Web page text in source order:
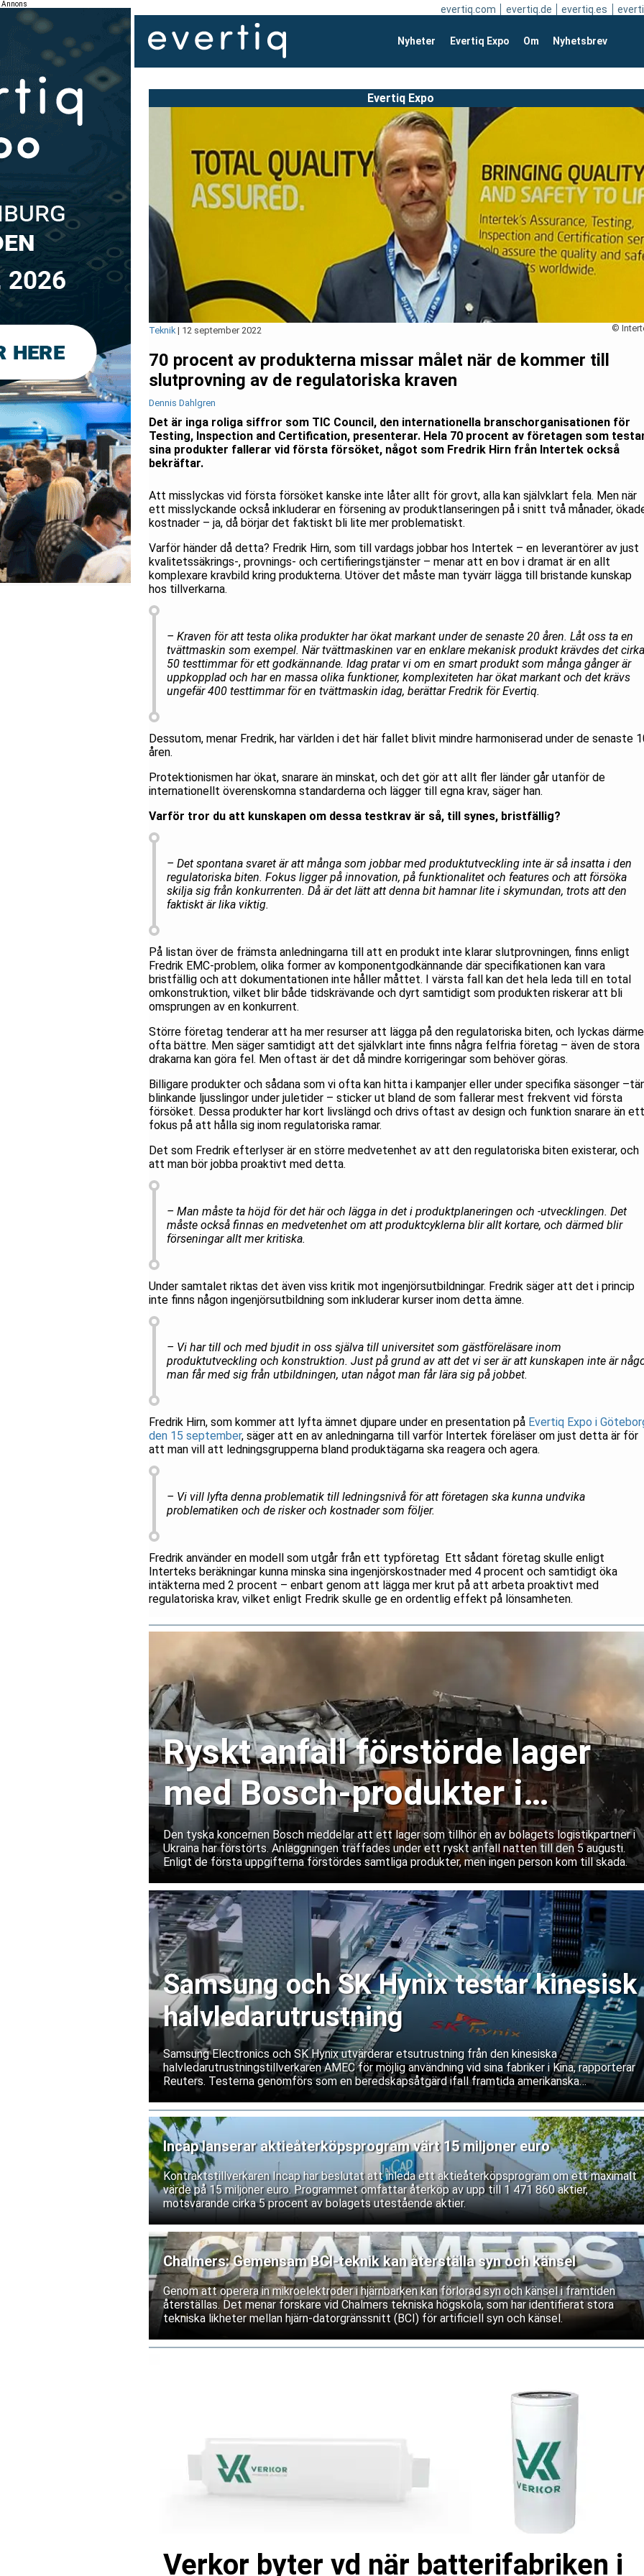
Annons evertiq.com evertiq.de evertiq.es
Nyheter Evertiq Expo Om Nyhetsbrev
©
Teknik | 12 september 2022
70 procent av produkterna missar målet när de kommer till
slutprovning av de regulatoriska kraven
Dennis Dahlgren
Det är inga roliga siffror som TIC Council, den internationella branschorganisationen för
Testing, Inspection and Certification, presenterar. Hela 70 procent av företagen som
sina produkter fallerar vid första försöket, något som Fredrik Hirn från Intertek också
bekräftar.
Att misslyckas vid första försöket kanske inte låter allt för grovt, alla kan självklart fela. Men när
ett misslyckande också inkluderar en försening av produktlanseringen på i snitt två månader,
kostnader – ja, då börjar det faktiskt bli lite mer problematiskt.
Varför händer då detta? Fredrik Hirn, som till vardags jobbar hos Intertek – en leverantörer av just
kvalitetssäkrings-, provnings- och certifieringstjänster – menar att en bov i dramat är en allt
komplexare kravbild kring produkterna. Utöver det måste man tyvärr lägga till bristande kunskap
hos tillverkarna.
– Kraven för att testa olika produkter har ökat markant under de senaste 20 åren. Låt oss ta en
tvättmaskin som exempel. När tvättmaskinen var en enklare mekanisk produkt krävdes det cirka
50 testtimmar för ett godkännande. Idag pratar vi om en smart produkt som många gånger är
uppkopplad och har en massa olika funktioner, komplexiteten har ökat markant och det krävs
ungefär 400 testtimmar för en tvättmaskin idag, berättar Fredrik för Evertiq.
Dessutom, menar Fredrik, har världen i det här fallet blivit mindre harmoniserad under de senaste
åren.
Protektionismen har ökat, snarare än minskat, och det gör att allt fler länder går utanför de
internationellt överenskomna standarderna och lägger till egna krav, säger han.
Varför tror du att kunskapen om dessa testkrav är så, till synes, bristfällig?
– Det spontana svaret är att många som jobbar med produktutveckling inte är så insatta i den
regulatoriska biten. Fokus ligger på innovation, på funktionalitet och features och att försöka
skilja sig från konkurrenten. Då är det lätt att denna bit hamnar lite i skymundan, trots att den
faktiskt är lika viktig.
På listan över de främsta anledningarna till att en produkt inte klarar slutprovningen, finns enligt
Fredrik EMC-problem, olika former av komponentgodkännande där specifikationen kan vara
bristfällig och att dokumentationen inte håller måttet. I värsta fall kan det hela leda till en total
omkonstruktion, vilket blir både tidskrävande och dyrt samtidigt som produkten riskerar att bli
omsprungen av en konkurrent.
Större företag tenderar att ha mer resurser att lägga på den regulatoriska biten, och lyckas
ofta bättre. Men säger samtidigt att det självklart inte finns några felfria företag – även de stora
drakarna kan göra fel. Men oftast är det då mindre korrigeringar som behöver göras.
Billigare produkter och sådana som vi ofta kan hitta i kampanjer eller under specifika säsonger
blinkande ljusslingor under juletider – sticker ut bland de som fallerar mest frekvent vid första
försöket. Dessa produkter har kort livslängd och drivs oftast av design och funktion snarare än ett
fokus på att hålla sig inom regulatoriska ramar.
Det som Fredrik efterlyser är en större medvetenhet av att den regulatoriska biten existerar, och
att man bör jobba proaktivt med detta.
– Man måste ta höjd för det här och lägga in det i produktplaneringen och -utvecklingen. Det
måste också finnas en medvetenhet om att produktcyklerna blir allt kortare, och därmed blir
förseningar allt mer kritiska.
Under samtalet riktas det även viss kritik mot ingenjörsutbildningar. Fredrik säger att det i princip
inte finns någon ingenjörsutbildning som inkluderar kurser inom detta ämne.
– Vi har till och med bjudit in oss själva till universitet som gästföreläsare inom
produktutveckling och konstruktion. Just på grund av att det vi ser är att kunskapen inte är
man får med sig från utbildningen, utan något man får lära sig på jobbet.
Fredrik Hirn, som kommer att lyfta ämnet djupare under en presentation på Evertiq Expo i
den 15 september, säger att en av anledningarna till varför Intertek föreläser om just detta är för
att man vill att ledningsgrupperna bland produktägarna ska reagera och agera.
– Vi vill lyfta denna problematik till ledningsnivå för att företagen ska kunna undvika
problematiken och de risker och kostnader som följer.
Fredrik använder en modell som utgår från ett typföretag Ett sådant företag skulle enligt
Interteks beräkningar kunna minska sina ingenjörskostnader med 4 procent och samtidigt öka
intäkterna med 2 procent – enbart genom att lägga mer krut på att arbeta proaktivt med
regulatoriska krav, vilket enligt Fredrik skulle ge en ordentlig effekt på lönsamheten.
Ryskt anfall förstörde lager
med Bosch-produkter i
Ukraina
Den tyska koncernen Bosch meddelar att ett lager som tillhör en av bolagets logistikpartner i
Ukraina har förstörts. Anläggningen träffades under ett ryskt anfall natten till den 5 augusti.
Enligt de första uppgifterna förstördes samtliga produkter, men ingen person kom till skada.
Samsung och SK Hynix testar kinesisk
halvledarutrustning
Samsung Electronics och SK Hynix utvärderar etsutrustning från den kinesiska
halvledarutrustningstillverkaren AMEC för möjlig användning vid sina fabriker i Kina, rapporterar
Reuters. Testerna genomförs som en beredskapsåtgärd ifall framtida amerikanska
exportrestriktioner skulle försvåra service och underhåll av västerländsk utrustning. Båda
bolagen tillbakavisar dock uppgifterna.
Incap lanserar aktieåterköpsprogram värt 15 miljoner euro
Kontraktstillverkaren Incap har beslutat att inleda ett aktieåterköpsprogram om ett maximalt
värde på 15 miljoner euro. Programmet omfattar återköp av upp till 1 471 860 aktier,
motsvarande cirka 5 procent av bolagets utestående aktier.
Chalmers: Gemensam BCI-teknik kan återställa syn och känsel
Genom att operera in mikroelektroder i hjärnbarken kan förlorad syn och känsel i framtiden
återställas. Det menar forskare vid Chalmers tekniska högskola, som har identifierat stora
tekniska likheter mellan hjärn-datorgränssnitt (BCI) för artificiell syn och känsel.
Verkor byter vd när batterifabriken i